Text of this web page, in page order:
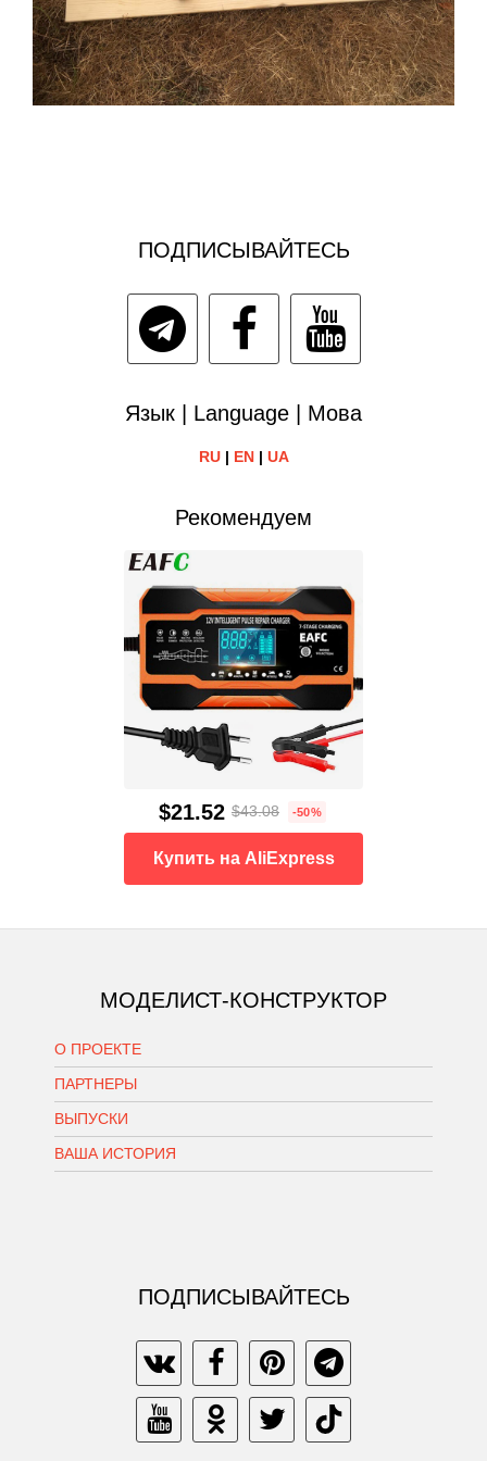
ПОДПИСЫВАЙТЕСЬ
Язык | Language | Мова
RU| EN| UA
Рекомендуем
$21.52 $43.08 -50%
Купить на AliExpress
МОДЕЛИСТ-КОНСТРУКТОР
О ПРОЕКТЕ
ПАРТНЕРЫ
ВЫПУСКИ
ВАША ИСТОРИЯ
ПОДПИСЫВАЙТЕСЬ